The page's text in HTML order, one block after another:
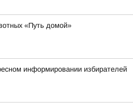
«Путь домой»
информировании избирателей